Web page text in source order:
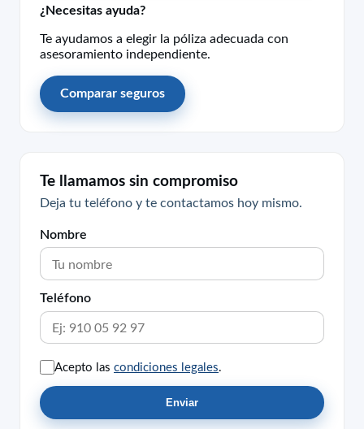
¿Necesitas ayuda?
Te ayudamos a elegir la póliza adecuada con
asesoramiento independiente.
Comparar seguros
Te llamamos sin compromiso
Deja tu teléfono y te contactamos hoy mismo.
Nombre
Teléfono
Acepto las condiciones legales
Enviar